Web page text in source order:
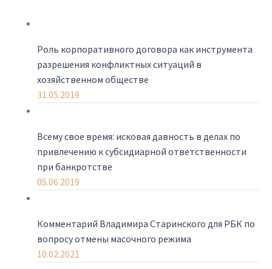
Роль корпоративного договора как инструмента
разрешения конфликтных ситуаций в
хозяйственном обществе
31.05.2019
Всему свое время: исковая давность в делах по
привлечению к субсидиарной ответственности
при банкротстве
05.06.2019
Комментарий Владимира Старинского для РБК по
вопросу отмены масочного режима
10.02.2021